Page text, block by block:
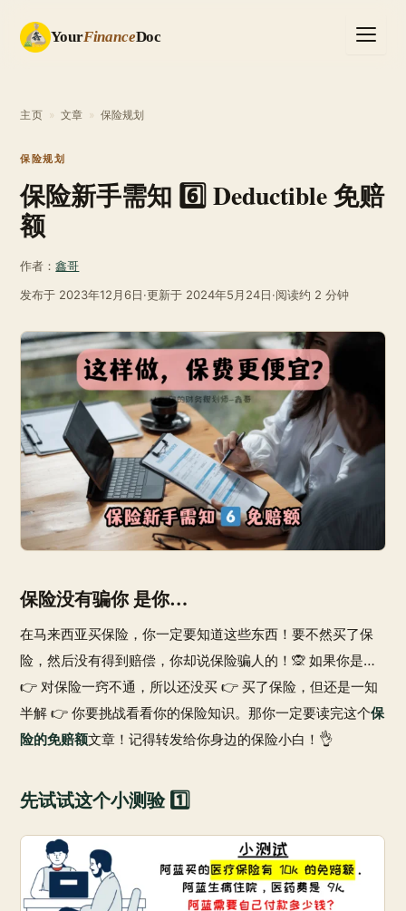
YourFinanceDoc
主页 » 文章 » 保险规划
保险规划
保险新手需知 6️⃣ Deductible 免赔
额
作者：鑫哥
发布于 2023年12月6日·更新于 2024年5月24日·阅读约 2 分钟
保险没有骗你 是你…
在马来西亚买保险，你一定要知道这些东西！要不然买了保
险，然后没有得到赔偿，你却说保险骗人的！🙊 如果你是…
👉 对保险一窍不通，所以还没买 👉 买了保险，但还是一知
半解 👉 你要挑战看看你的保险知识。那你一定要读完这个保
险的免赔额文章！记得转发给你身边的保险小白！👌
先试试这个小测验 1️⃣